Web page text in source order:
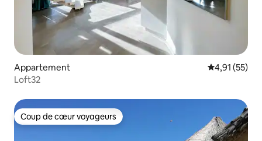
Appartement Évaluation
4,91 (55)
Loft32
Coup de cœur voyageurs
Coup de cœur voyageurs